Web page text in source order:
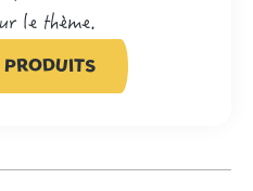
le thème.